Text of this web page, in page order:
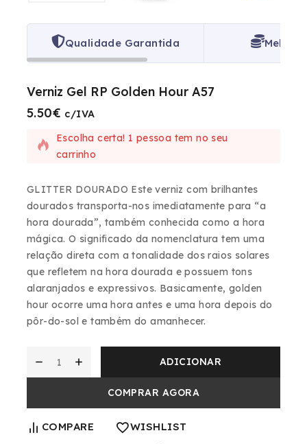
Qualidade Garantida Melhor
Verniz Gel RP Golden Hour A57
5.50€ c/IVA
6 produtos vendidos nas últimas 15 horas
Escolha certa! 1 pessoa tem no seu
carrinho
GLITTER DOURADO Este verniz com brilhantes
dourados transporta-nos imediatamente para “a
hora dourada”, também conhecida como a hora
mágica. O significado da nomenclatura tem uma
relação direta com a tonalidade dos raios solares
que refletem na hora dourada e possuem tons
alaranjados e expressivos. Basicamente, golden
hour ocorre uma hora antes e uma hora depois do
pôr-do-sol e também do amanhecer.
ADICIONAR
COMPRAR AGORA
COMPARE
WISHLIST